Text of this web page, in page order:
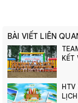
BÀI VIẾT LIÊN
KẾT
HTV